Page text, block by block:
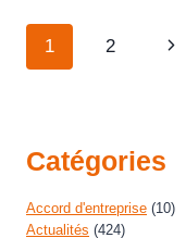
1 2
Catégories
Accord d'entreprise (10)
Actualités (424)